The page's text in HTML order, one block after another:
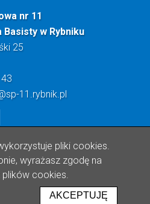
nr 11
Basisty w Rybniku
25
11.rybnik.pl
Realizacja: Lioosys
pliki cookies.
wyrażasz zgodę na
plików cookies.
AKCEPTUJĘ